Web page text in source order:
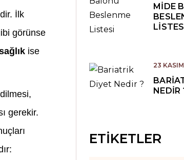
İlk
görünse
ise
gerekir.
MIDE
NEDIR
23
ETIKETLER